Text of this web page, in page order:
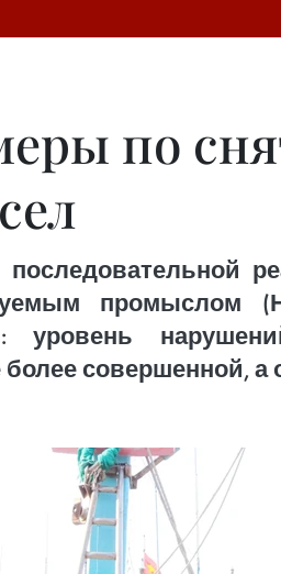
по
промыслом
уровень
совершенной,